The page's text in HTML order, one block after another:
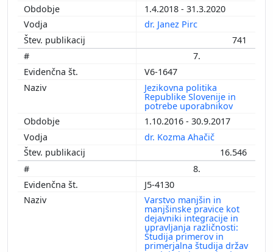
1.4.2018 - 31.3.2020
dr. Janez Pirc
741
7.
V6-1647
Jezikovna politika
Republike Slovenije in
potrebe uporabnikov
1.10.2016 - 30.9.2017
dr. Kozma Ahačič
16.546
8.
J5-4130
Varstvo manjšin in
manjšinske pravice kot
dejavniki integracije in
upravljanja različnosti:
Študija primerov in
primerjalna študija držav